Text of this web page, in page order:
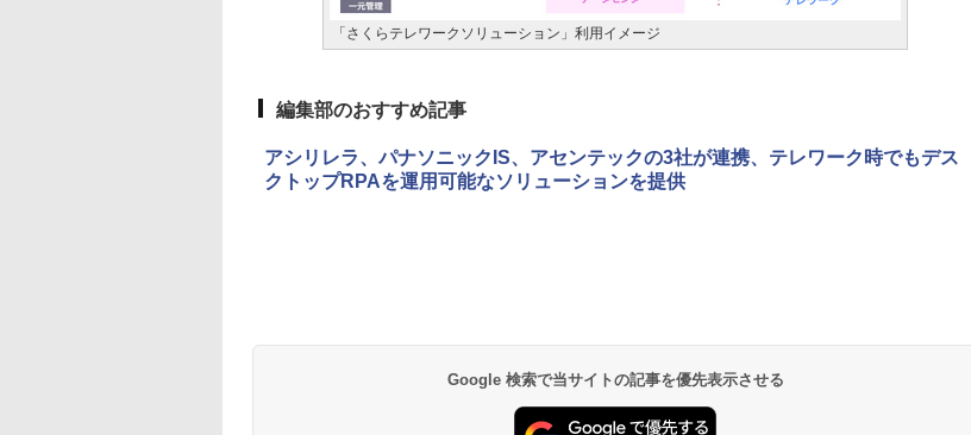
「さくらテレワークソリューション」利用イメージ
編集部のおすすめ記事
アシリレラ、パナソニックIS、アセンテックの3社が連携、テレワーク時でもデス
クトップRPAを運用可能なソリューションを提供
Google 検索で当サイトの記事を優先表示させる